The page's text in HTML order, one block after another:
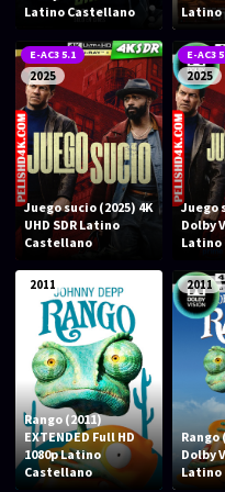
Aventura
Comedia
Terror
Familia
Fantástico
Bélico
Biográfico
SERIES
Series 1080p
Series 720p
Latino Castellano
Latino
E-AC3 5.1
2025
Juego sucio (2025) 4K
UHD SDR Latino
Castellano
E-AC3
2025
Juego
Dolby
Latino
2011
Rango (2011)
EXTENDED Full HD
1080p Latino
Castellano
2011
Rango
Dolby
Latino